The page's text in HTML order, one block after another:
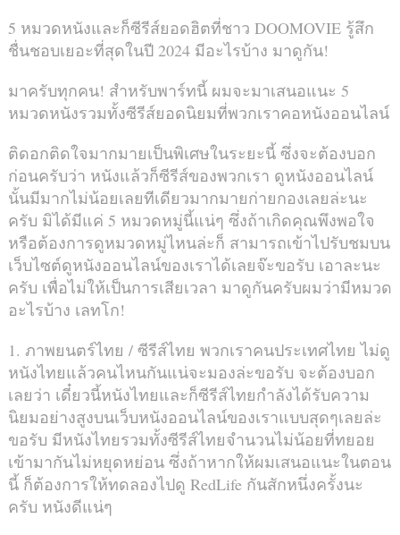
5 หมวดหนังและก็ซีรีส์ยอดฮิตที่ชาว DOOMOVIE รู้สึก
ชื่นชอบเยอะที่สุดในปี 2024 มีอะไรบ้าง มาดูกัน!
มาครับทุกคน! สำหรับพาร์ทนี้ ผมจะมาเสนอแนะ 5
หมวดหนังรวมทั้งซีรีส์ยอดนิยมที่พวกเราคอหนังออนไลน์
ติดอกติดใจมากมายเป็นพิเศษในระยะนี้ ซึ่งจะต้องบอก
ก่อนครับว่า หนังแล้วก็ซีรีส์ของพวกเรา ดูหนังออนไลน์
นั้นมีมากไม่น้อยเลยทีเดียวมากมายก่ายกองเลยล่ะนะ
ครับ มิได้มีแค่ 5 หมวดหมู่นี้แน่ๆ ซึ่งถ้าเกิดคุณพึงพอใจ
หรือต้องการดูหมวดหมู่ไหนล่ะก็ สามารถเข้าไปรับชมบน
เว็บไซต์ดูหนังออนไลน์ของเราได้เลยจ๊ะขอรับ เอาละนะ
ครับ เพื่อไม่ให้เป็นการเสียเวลา มาดูกันครับผมว่ามีหมวด
อะไรบ้าง เลทโก!
1. ภาพยนตร์ไทย / ซีรีส์ไทย พวกเราคนประเทศไทย ไม่ดู
หนังไทยแล้วคนไหนกันแน่จะมองล่ะขอรับ จะต้องบอก
เลยว่า เดี๋ยวนี้หนังไทยและก็ซีรีส์ไทยกำลังได้รับความ
นิยมอย่างสูงบนเว็บหนังออนไลน์ของเราแบบสุดๆเลยล่ะ
ขอรับ มีหนังไทยรวมทั้งซีรีส์ไทยจำนวนไม่น้อยที่ทยอย
เข้ามากันไม่หยุดหย่อน ซึ่งถ้าหากให้ผมเสนอแนะในตอน
นี้ ก็ต้องการให้ทดลองไปดู RedLife กันสักหนึ่งครั้งนะ
ครับ หนังดีแน่ๆ